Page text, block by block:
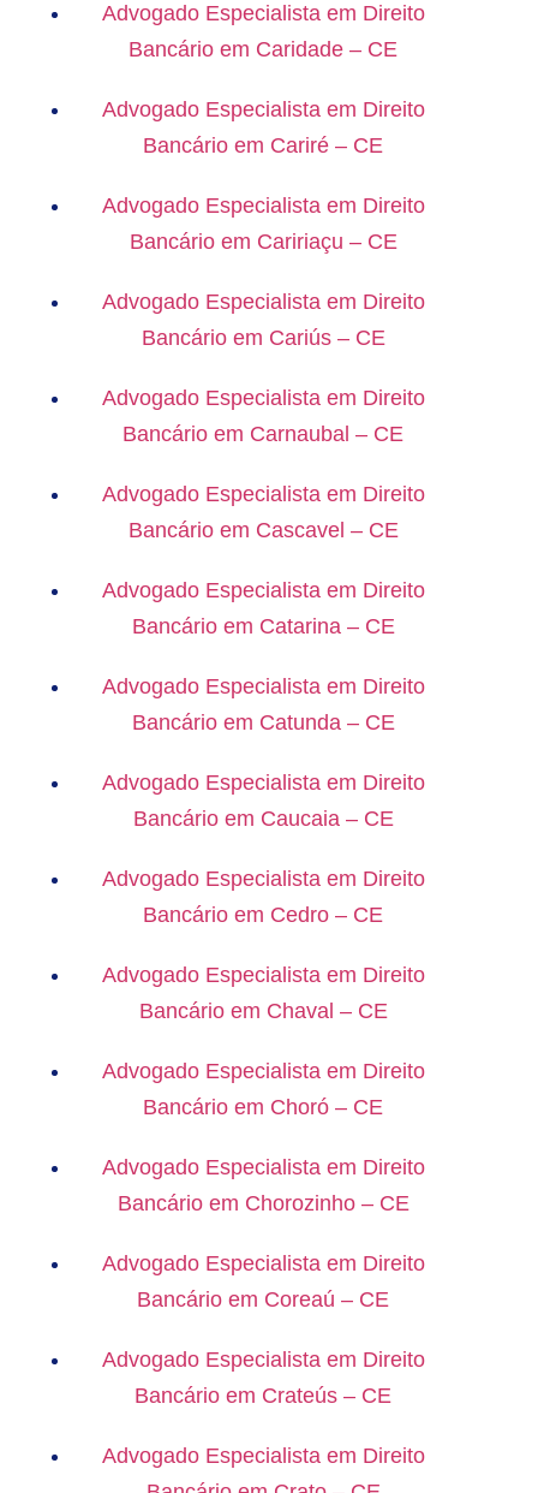
Advogado Especialista em Direito
Bancário em Caridade – CE
Advogado Especialista em Direito
Bancário em Cariré – CE
Advogado Especialista em Direito
Bancário em Caririaçu – CE
Advogado Especialista em Direito
Bancário em Cariús – CE
Advogado Especialista em Direito
Bancário em Carnaubal – CE
Advogado Especialista em Direito
Bancário em Cascavel – CE
Advogado Especialista em Direito
Bancário em Catarina – CE
Advogado Especialista em Direito
Bancário em Catunda – CE
Advogado Especialista em Direito
Bancário em Caucaia – CE
Advogado Especialista em Direito
Bancário em Cedro – CE
Advogado Especialista em Direito
Bancário em Chaval – CE
Advogado Especialista em Direito
Bancário em Choró – CE
Advogado Especialista em Direito
Bancário em Chorozinho – CE
Advogado Especialista em Direito
Bancário em Coreaú – CE
Advogado Especialista em Direito
Bancário em Crateús – CE
Advogado Especialista em Direito